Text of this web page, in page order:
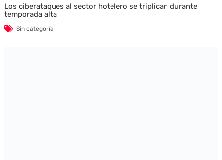
Los ciberataques al sector hotelero se triplican durante
temporada alta
Sin categoría